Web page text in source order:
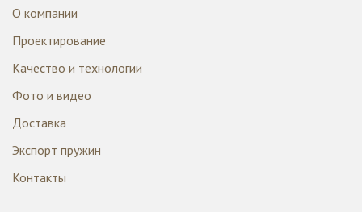
О компании
Проектирование
Качество и технологии
Фото и видео
Доставка
Экспорт пружин
Контакты